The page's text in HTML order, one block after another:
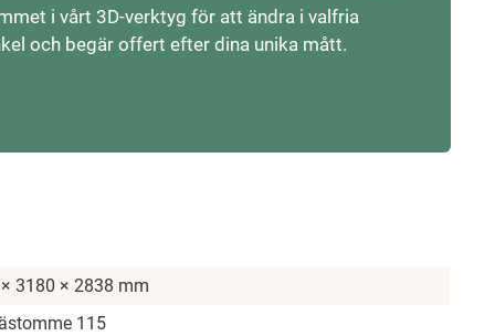
i vårt 3D-verktyg för att ändra i valfria
och begär offert efter dina unika mått.
3180 × 2838 mm
115